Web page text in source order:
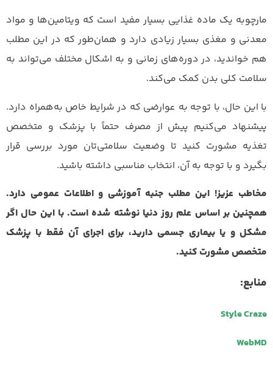
مارچوبه یک ماده غذایی بسیار مفید است که ویتامین‌ها و مواد
معدنی و مغذی بسیار زیادی دارد و همان‌طور که در این مطلب
هم خواندید، در دوره‌های زمانی و به اشکال مختلف می‌تواند به
سلامت کلی بدن کمک می‌کند.
با این حال، با توجه به عوارضی که در شرایط خاص به‌همراه دارد.
پیشنهاد می‌کنیم پیش از مصرف حتماً با پزشک و متخصص
تغذیه مشورت کنید تا وضعیت سلامتی‌تان مورد بررسی قرار
بگیرد و با توجه به آن، انتخاب مناسبی داشته باشید.
مخاطب عزیز! این مطلب جنبه آموزشی و اطلاعات عمومی دارد.
همچنین بر اساس علم روز دنیا نوشته شده است. با این حال اگر
مشکل و یا بیماری جسمی دارید، برای اجرای آن فقط با پزشک
متخصص مشورت کنید.
منابع:
Style Craze
WebMD